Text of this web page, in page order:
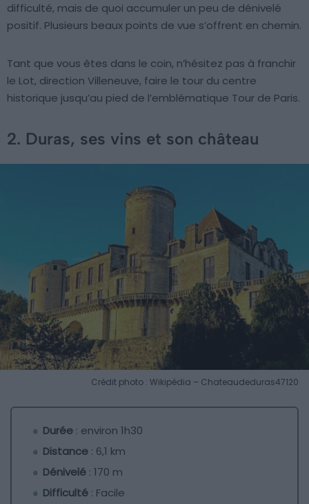
difficulté, mais de quoi accumuler un peu de dénivelé
positif. Plusieurs beaux points de vue s’offrent en chemin.
Tant que vous êtes dans le coin, n’hésitez pas à franchir
le Lot, direction Villeneuve, faire le tour du centre
historique jusqu’au pied de l’emblématique Tour de Paris.
2. Duras, ses vins et son château
Crédit photo : Wikipédia – Chateaudeduras47120
Durée : environ 1h30
Distance : 6,1 km
Dénivelé : 170 m
Difficulté : Facile